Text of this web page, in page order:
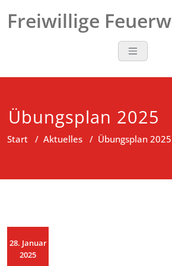
Inhalt
Freiwillige
Übungsplan 2025
Start / Aktuelles / Übungsplan 2025
28. Januar
2025